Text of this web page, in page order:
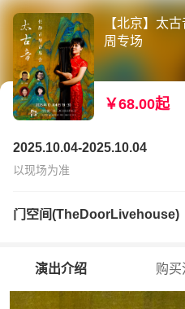
【北京】太
周专场
￥68.00起
2025.10.04-2025.10.04
以现场为准
门空间(TheDoorLivehouse)
演出介绍 购买